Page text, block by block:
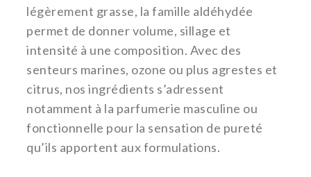
légèrement grasse, la famille aldéhydée
permet de donner volume, sillage et
intensité à une composition. Avec des
senteurs marines, ozone ou plus agrestes et
citrus, nos ingrédients s’adressent
notamment à la parfumerie masculine ou
fonctionnelle pour la sensation de pureté
qu’ils apportent aux formulations.